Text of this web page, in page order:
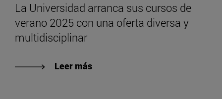
La Universidad arranca sus cursos de
verano 2025 con una oferta diversa y
multidisciplinar
Leer más